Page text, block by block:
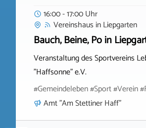
16:00 - 17:00 Uhr
Vereinshaus inLiepgarten
Bauch, Beine, Po in
Veranstaltung des Sportvereins
"Haffsonne" e.V.
#Gemeindeleben #Sport #Verein
Amt "Am Stettiner Haff"